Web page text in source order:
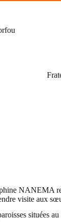
NANEMA
visite aux
situées